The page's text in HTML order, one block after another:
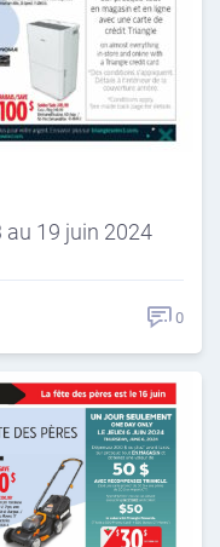
au 19 juin 2024
0